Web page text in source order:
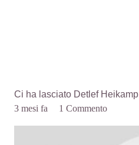
Ci ha lasciato Detlef Heikamp
3 mesi fa
1Commento